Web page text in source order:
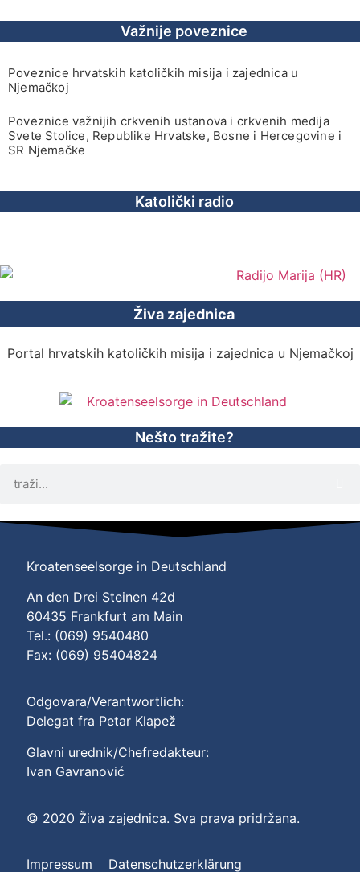
Važnije poveznice
Poveznice hrvatskih katoličkih misija i zajednica u
Njemačkoj
Poveznice važnijih crkvenih ustanova i crkvenih medija
Svete Stolice, Republike Hrvatske, Bosne i Hercegovine i
SR Njemačke
Katolički radio
Živa zajednica
Portal hrvatskih katoličkih misija i zajednica u Njemačkoj
Nešto tražite?
Kroatenseelsorge in Deutschland
An den Drei Steinen 42d
60435 Frankfurt am Main
Tel.: (069) 9540480
Fax: (069) 95404824
Odgovara/Verantwortlich:
Delegat fra Petar Klapež
Glavni urednik/Chefredakteur:
Ivan Gavranović
© 2020 Živa zajednica. Sva prava pridržana.
Impressum
Datenschutzerklärung